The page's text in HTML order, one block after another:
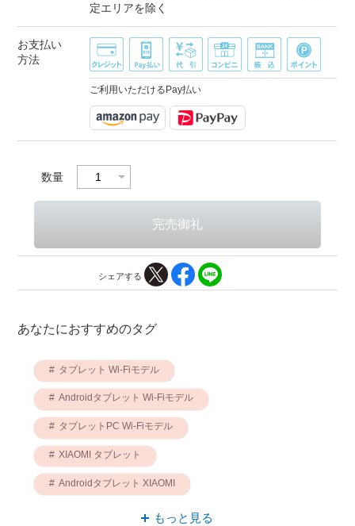
定エリアを除く
お支払い
方法
ご利用いただけるPay払い
数量
シェアする
あなたにおすすめのタグ
タブレット Wi-Fiモデル
Androidタブレット Wi-Fiモデル
タブレットPC Wi-Fiモデル
XIAOMI タブレット
Androidタブレット XIAOMI
タブレット 11型
もっと見る